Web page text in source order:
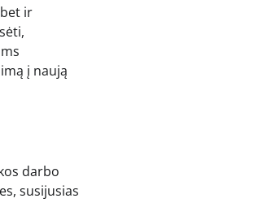
ir
į naują
darbo
susijusias